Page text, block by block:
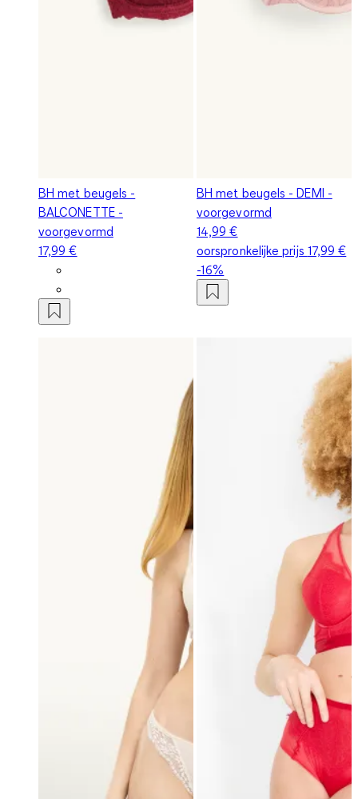
BH met beugels -
BALCONETTE -
voorgevormd
17,99 €
BH met beugels - DEMI -
voorgevormd
14,99 €
oorspronkelijke prijs 17,99 €
-16%